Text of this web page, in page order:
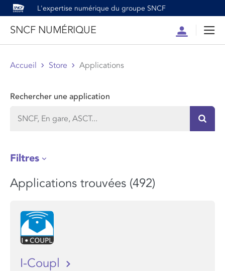
L'expertise numérique du groupe SNCF
SNCF NUMÉRIQUE
Compte
Accueil Store Applications
Rechercher une application
Filtres
Applications trouvées (492)
I-Coupl